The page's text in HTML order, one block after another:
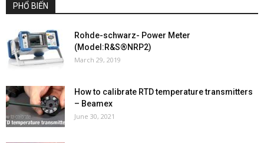
PHỔ BIẾN
Rohde-schwarz- Power Meter
(Model:R&S®NRP2)
March 29, 2019
How to calibrate RTD temperature transmitters
– Beamex
June 30, 2021